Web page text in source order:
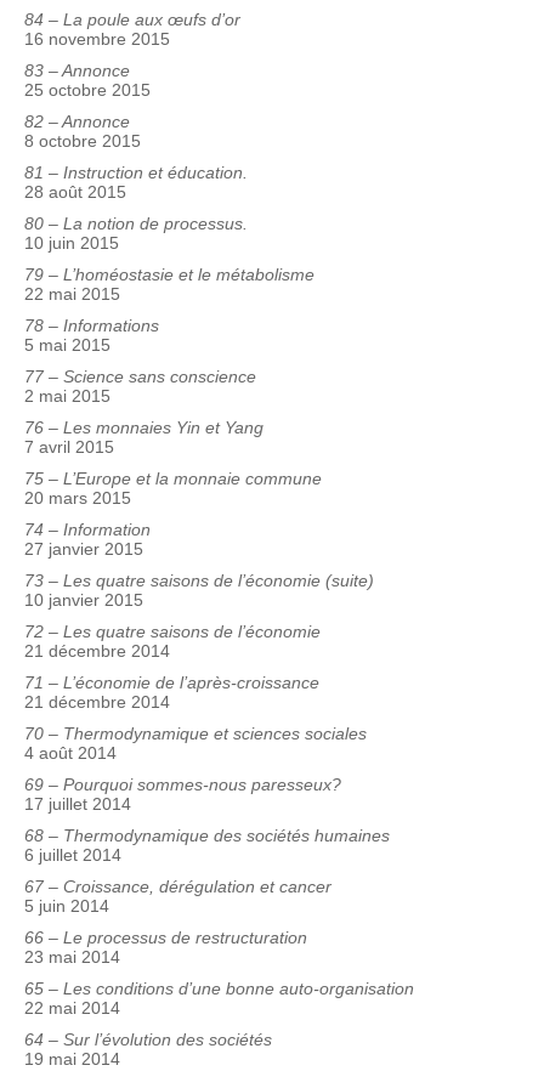
84 – La poule aux œufs d’or
16 novembre 2015
83 – Annonce
25 octobre 2015
82 – Annonce
8 octobre 2015
81 – Instruction et éducation.
28 août 2015
80 – La notion de processus.
10 juin 2015
79 – L’homéostasie et le métabolisme
22 mai 2015
78 – Informations
5 mai 2015
77 – Science sans conscience
2 mai 2015
76 – Les monnaies Yin et Yang
7 avril 2015
75 – L’Europe et la monnaie commune
20 mars 2015
74 – Information
27 janvier 2015
73 – Les quatre saisons de l’économie (suite)
10 janvier 2015
72 – Les quatre saisons de l’économie
21 décembre 2014
71 – L’économie de l’après-croissance
21 décembre 2014
70 – Thermodynamique et sciences sociales
4 août 2014
69 – Pourquoi sommes-nous paresseux?
17 juillet 2014
68 – Thermodynamique des sociétés humaines
6 juillet 2014
67 – Croissance, dérégulation et cancer
5 juin 2014
66 – Le processus de restructuration
23 mai 2014
65 – Les conditions d’une bonne auto-organisation
22 mai 2014
64 – Sur l’évolution des sociétés
19 mai 2014